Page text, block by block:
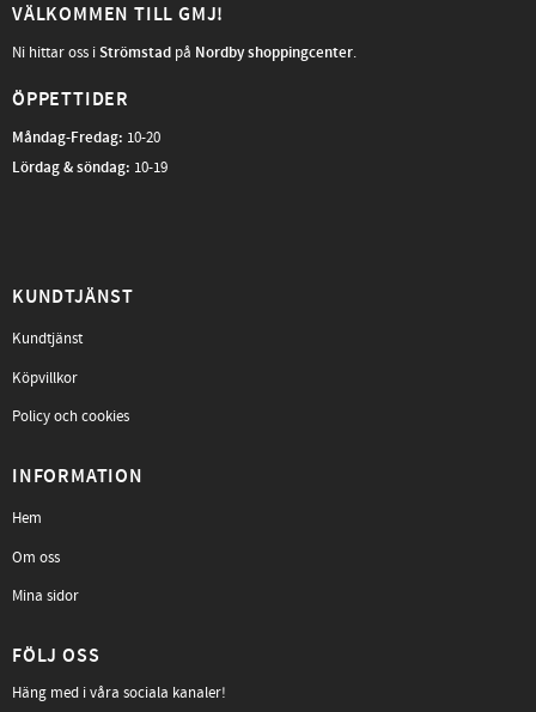
VÄLKOMMEN TILL GMJ!
Ni hittar oss iStrömstad på Nordby shoppingcenter.
ÖPPETTIDER
Måndag-Fredag: 10-20
Lördag & söndag: 10-19
KUNDTJÄNST
Kundtjänst
Köpvillkor
Policy och cookies
INFORMATION
Hem
Om oss
Mina sidor
FÖLJ OSS
Häng med i våra sociala kanaler!